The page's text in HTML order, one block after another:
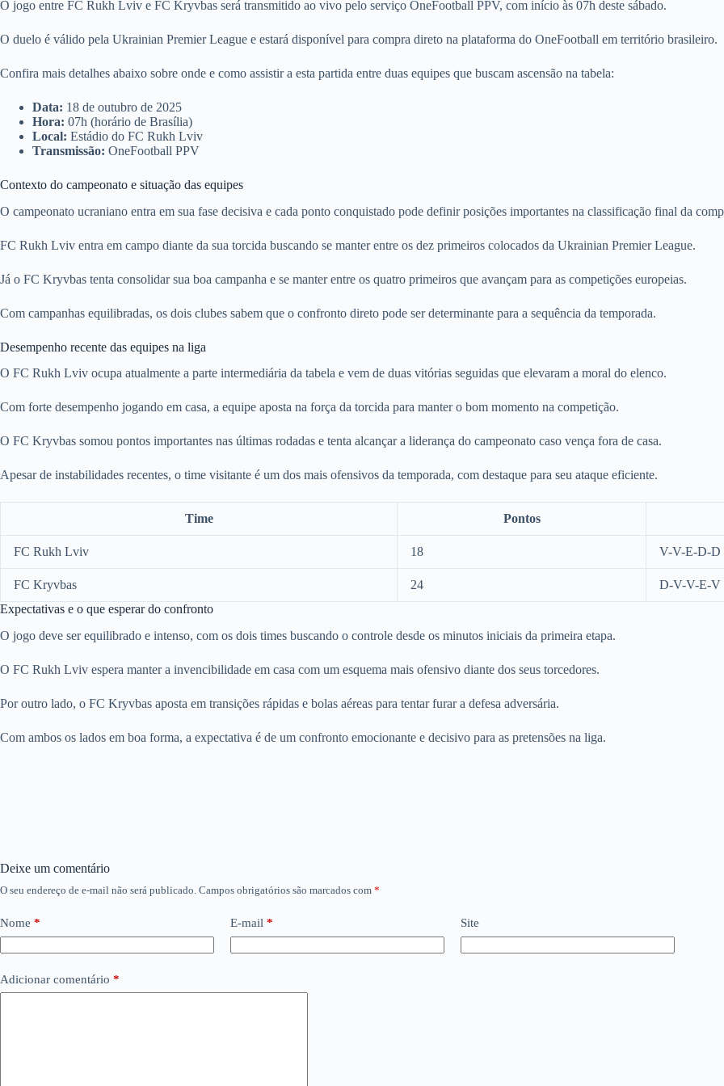
O jogo entre FC Rukh Lviv e FC Kryvbas será transmitido ao vivo pelo serviço OneFootball PPV, com início às 07h deste sábado.
O duelo é válido pela Ukrainian Premier League e estará disponível para compra direto na plataforma do OneFootball em território brasileiro.
Confira mais detalhes abaixo sobre onde e como assistir a esta partida entre duas equipes que buscam ascensão na tabela:
Data: 18 de outubro de 2025
Hora: 07h (horário de Brasília)
Local: Estádio do FC Rukh Lviv
Transmissão: OneFootball PPV
Contexto do campeonato e situação das equipes
O campeonato ucraniano entra em sua fase decisiva e cada ponto conquistado pode definir posições importantes na classificação final da
FC Rukh Lviv entra em campo diante da sua torcida buscando se manter entre os dez primeiros colocados da Ukrainian Premier League.
Já o FC Kryvbas tenta consolidar sua boa campanha e se manter entre os quatro primeiros que avançam para as competições europeias.
Com campanhas equilibradas, os dois clubes sabem que o confronto direto pode ser determinante para a sequência da temporada.
Desempenho recente das equipes na liga
O FC Rukh Lviv ocupa atualmente a parte intermediária da tabela e vem de duas vitórias seguidas que elevaram a moral do elenco.
Com forte desempenho jogando em casa, a equipe aposta na força da torcida para manter o bom momento na competição.
O FC Kryvbas somou pontos importantes nas últimas rodadas e tenta alcançar a liderança do campeonato caso vença fora de casa.
Apesar de instabilidades recentes, o time visitante é um dos mais ofensivos da temporada, com destaque para seu ataque eficiente.
Time Pontos
FC Rukh Lviv 18 V-V-E-D-D
FC Kryvbas 24
D-V-V-E-V
Expectativas e o que esperar do confronto
O jogo deve ser equilibrado e intenso, com os dois times buscando o controle desde os minutos iniciais da primeira etapa.
O FC Rukh Lviv espera manter a invencibilidade em casa com um esquema mais ofensivo diante dos seus torcedores.
Por outro lado, o FC Kryvbas aposta em transições rápidas e bolas aéreas para tentar furar a defesa adversária.
Com ambos os lados em boa forma, a expectativa é de um confronto emocionante e decisivo para as pretensões na liga.
Deixe um comentário
O seu endereço de e-mail não será publicado. Campos obrigatórios são marcados com *
Nome * E-mail * Site
Adicionar comentário *